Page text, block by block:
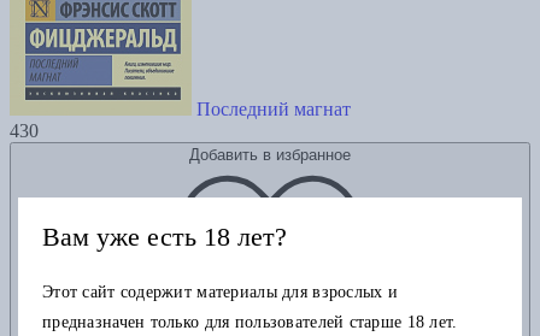
Последний магнат
430
Добавить в избранное
Вам уже есть 18 лет?
Этот сайт содержит материалы для взрослых и
предназначен только для пользователей старше 18 лет.